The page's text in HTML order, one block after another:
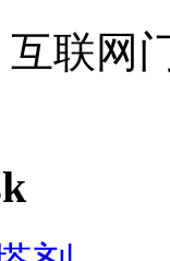
互联网